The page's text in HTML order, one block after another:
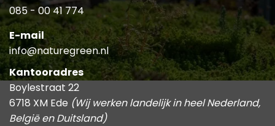
085 - 00 41 774
E-mail
info@naturegreen.nl
Kantooradres
Boylestraat 22
6718 XM Ede (Wij werken landelijk in heel Nederland,
België en Duitsland)